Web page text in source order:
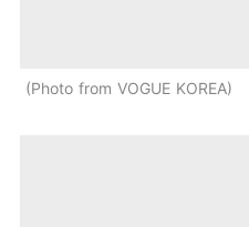
Photo from VOGUE KOREA